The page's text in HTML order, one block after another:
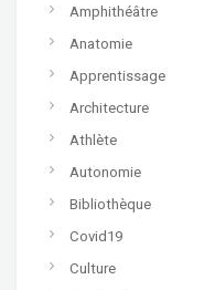
Amphithéâtre
Anatomie
Apprentissage
Architecture
Athlète
Autonomie
Bibliothèque
Covid19
Culture